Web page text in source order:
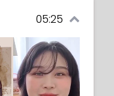
05:25